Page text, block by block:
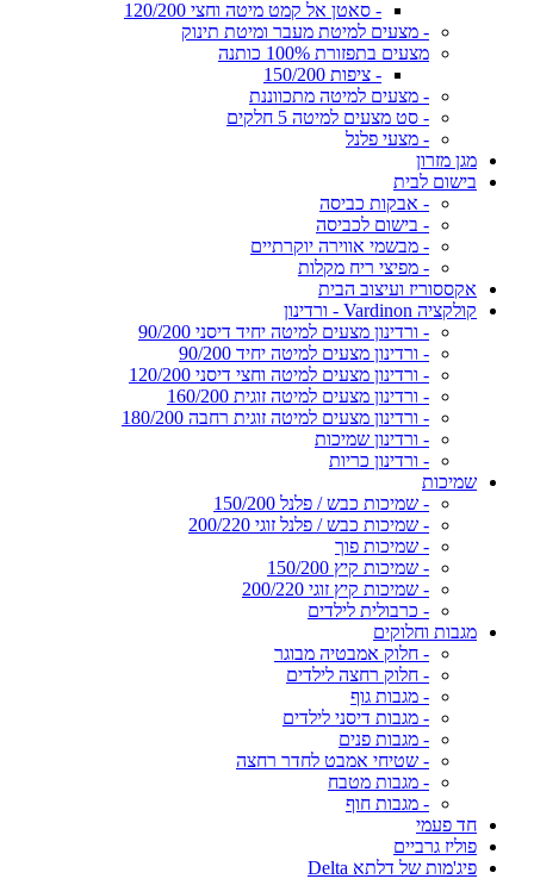
- סאטן אל קמט מיטה וחצי 120/200
- מצעים למיטת מעבר ומיטת תינוק
מצעים בתפזורת 100% כותנה
- ציפות 150/200
- מצעים למיטה מתכווננת
- סט מצעים למיטה 5 חלקים
- מצעי פלנל
מגן מזרון
בישום לבית
- אבקות כביסה
- בישום לכביסה
- מבשמי אווירה יוקרתיים
- מפיצי ריח מקלות
אקססוריז ועיצוב הבית
קולקציה Vardinon - ורדינון
- ורדינון מצעים למיטה יחיד דיסני 90/200
- ורדינון מצעים למיטה יחיד 90/200
- ורדינון מצעים למיטה וחצי דיסני 120/200
- ורדינון מצעים למיטה זוגית 160/200
- ורדינון מצעים למיטה זוגית רחבה 180/200
- ורדינון שמיכות
- ורדינון כריות
שמיכות
- שמיכות כבש / פלנל 150/200
- שמיכות כבש / פלנל זוגי 200/220
- שמיכות פוך
- שמיכות קיץ 150/200
- שמיכות קיץ זוגי 200/220
- כרבולית לילדים
מגבות וחלוקים
- חלוק אמבטיה מבוגר
- חלוק רחצה לילדים
- מגבות גוף
- מגבות דיסני לילדים
- מגבות פנים
- שטיחי אמבט לחדר רחצה
- מגבות מטבח
- מגבות חוף
חד פעמי
פוליז גרביים
פיג'מות של דלתא Delta